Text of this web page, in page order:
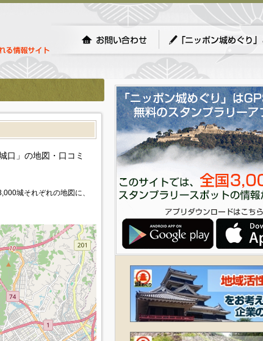
口」の地図・口コミ
城それぞれの地図に、